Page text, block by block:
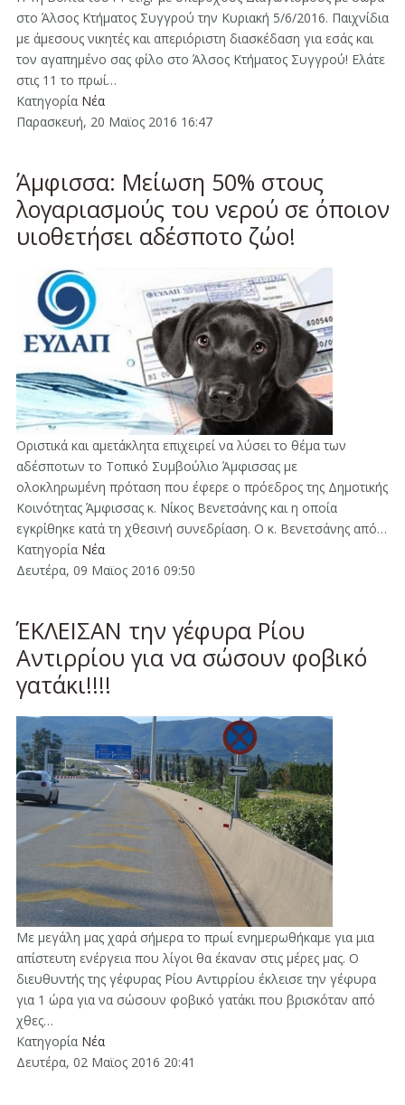
στο Άλσος Κτήματος Συγγρού την Κυριακή 5/6/2016. Παιχνίδια
με άμεσους νικητές και απεριόριστη διασκέδαση για εσάς και
τον αγαπημένο σας φίλο στο Άλσος Κτήματος Συγγρού! Ελάτε
στις 11 το πρωί…
Κατηγορία Νέα
Παρασκευή, 20 Μαϊος 2016 16:47
Άμφισσα: Μείωση 50% στους
λογαριασμούς του νερού σε όποιον
υιοθετήσει αδέσποτο ζώο!
Οριστικά και αμετάκλητα επιχειρεί να λύσει το θέμα των
αδέσποτων το Τοπικό Συμβούλιο Άμφισσας με
ολοκληρωμένη πρόταση που έφερε ο πρόεδρος της Δημοτικής
Κοινότητας Άμφισσας κ. Νίκος Βενετσάνης και η οποία
εγκρίθηκε κατά τη χθεσινή συνεδρίαση. Ο κ. Βενετσάνης από…
Κατηγορία Νέα
Δευτέρα, 09 Μαϊος 2016 09:50
ΈΚΛΕΙΣΑΝ την γέφυρα Ρίου
Αντιρρίου για να σώσουν φοβικό
γατάκι!!!!
Με μεγάλη μας χαρά σήμερα το πρωί ενημερωθήκαμε για μια
απίστευτη ενέργεια που λίγοι θα έκαναν στις μέρες μας. Ο
διευθυντής της γέφυρας Ρίου Αντιρρίου έκλεισε την γέφυρα
για 1 ώρα για να σώσουν φοβικό γατάκι που βρισκόταν από
χθες…
Κατηγορία Νέα
Δευτέρα, 02 Μαϊος 2016 20:41